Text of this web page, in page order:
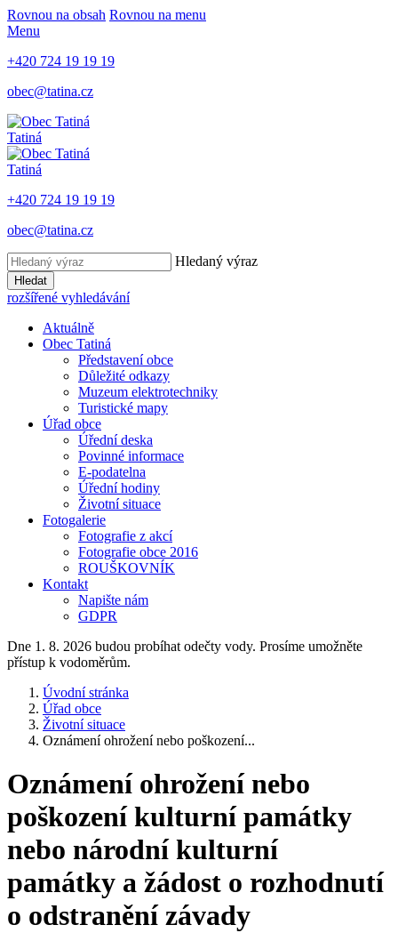
Rovnou na obsah Rovnou na menu
Menu
+420 724 19 19 19
obec@tatina.cz
Tatiná
Tatiná
+420 724 19 19 19
obec@tatina.cz
Hledaný výraz
Hledat
rozšířené vyhledávání
Aktuálně
Obec Tatiná
Představení obce
Důležité odkazy
Muzeum elektrotechniky
Turistické mapy
Úřad obce
Úřední deska
Povinné informace
E-podatelna
Úřední hodiny
Životní situace
Fotogalerie
Fotografie z akcí
Fotografie obce 2016
ROUŠKOVNÍK
Kontakt
Napište nám
GDPR
Dne 1. 8. 2026 budou probíhat odečty vody. Prosíme umožněte
přístup k vodoměrům.
Úvodní stránka
Úřad obce
Životní situace
Oznámení ohrožení nebo poškození...
Oznámení ohrožení nebo
poškození kulturní památky
nebo národní kulturní
památky a žádost o rozhodnutí
o odstranění závady